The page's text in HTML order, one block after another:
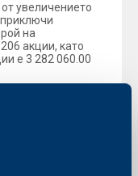
увеличението
на
акции, като
е 3 282 060.00